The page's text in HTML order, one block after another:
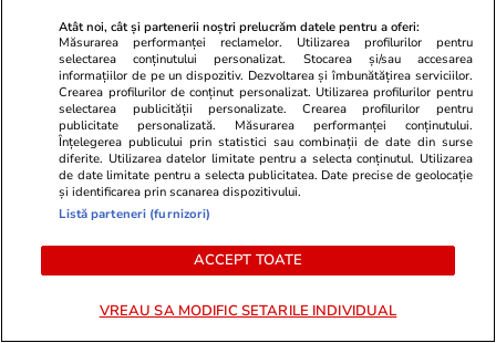
Wowbiz.ro
Medicii au stabilit cu ce boală se
confruntă, de fapt, Miruna!
Adolescenta în vârstă de 18 ani
se află în stare gravă, după ce a
contractat o bacterie pe litoral
Redactia.ro
De ce a
lucru
Atât noi, cât și partenerii noștri prelucrăm datele pentru a oferi:
Măsurarea performanței reclamelor. Utilizarea profilurilor pentru
selectarea conținutului personalizat. Stocarea și/sau accesarea
informațiilor de pe un dispozitiv. Dezvoltarea și îmbunătățirea serviciilor.
Crearea profilurilor de conținut personalizat. Utilizarea profilurilor pentru
selectarea publicității personalizate. Crearea profilurilor pentru
publicitate personalizată. Măsurarea performanței conținutului.
Înțelegerea publicului prin statistici sau combinații de date din surse
diferite. Utilizarea datelor limitate pentru a selecta conținutul. Utilizarea
de date limitate pentru a selecta publicitatea. Date precise de geolocație
și identificarea prin scanarea dispozitivului.
Listă parteneri (furnizori)
ACCEPT TOATE
VREAU SA MODIFIC SETARILE INDIVIDUAL